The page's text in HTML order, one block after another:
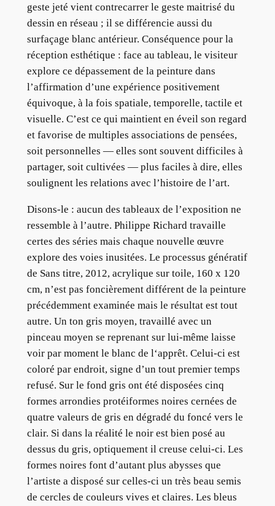
geste jeté vient contrecarrer le geste maitrisé du
dessin en réseau ; il se différencie aussi du
surfaçage blanc antérieur. Conséquence pour la
réception esthétique : face au tableau, le visiteur
explore ce dépassement de la peinture dans
l’affirmation d’une expérience positivement
équivoque, à la fois spatiale, temporelle, tactile et
visuelle. C’est ce qui maintient en éveil son regard
et favorise de multiples associations de pensées,
soit personnelles — elles sont souvent difficiles à
partager, soit cultivées — plus faciles à dire, elles
soulignent les relations avec l’histoire de l’art.
Disons-le : aucun des tableaux de l’exposition ne
ressemble à l’autre. Philippe Richard travaille
certes des séries mais chaque nouvelle œuvre
explore des voies inusitées. Le processus génératif
de Sans titre, 2012, acrylique sur toile, 160 x 120
cm, n’est pas foncièrement différent de la peinture
précédemment examinée mais le résultat est tout
autre. Un ton gris moyen, travaillé avec un
pinceau moyen se reprenant sur lui-même laisse
voir par moment le blanc de l‘apprêt. Celui-ci est
coloré par endroit, signe d’un tout premier temps
refusé. Sur le fond gris ont été disposées cinq
formes arrondies protéiformes noires cernées de
quatre valeurs de gris en dégradé du foncé vers le
clair. Si dans la réalité le noir est bien posé au
dessus du gris, optiquement il creuse celui-ci. Les
formes noires font d’autant plus abysses que
l’artiste a disposé sur celles-ci un très beau semis
de cercles de couleurs vives et claires. Les bleus